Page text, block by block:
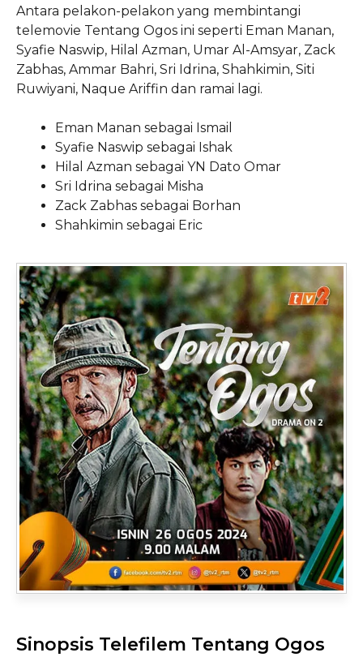
Antara pelakon-pelakon yang membintangi
telemovie Tentang Ogos ini seperti Eman Manan,
Syafie Naswip, Hilal Azman, Umar Al-Amsyar, Zack
Zabhas, Ammar Bahri, Sri Idrina, Shahkimin, Siti
Ruwiyani, Naque Ariffin dan ramai lagi.
Eman Manan sebagai Ismail
Syafie Naswip sebagai Ishak
Hilal Azman sebagai YN Dato Omar
Sri Idrina sebagai Misha
Zack Zabhas sebagai Borhan
Shahkimin sebagai Eric
Sinopsis Telefilem Tentang Ogos